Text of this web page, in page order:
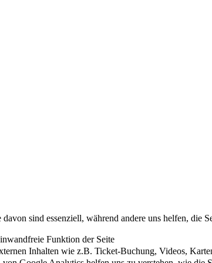
sind essenziell, während andere uns helfen, die
Funktion der Seite
Inhalten wie z.B. Ticket-Buchung, Videos,